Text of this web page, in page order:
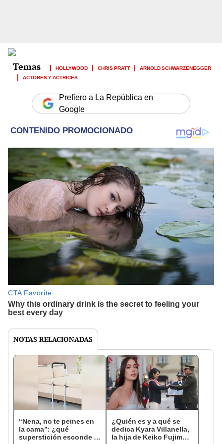
HOLLYWOOD CHRIS PRATT
ARNOLD SCHWARZENEGGER
ACTORES Y ACTRICES
Prefiero a La República en
Google
NOTAS RELACIONADAS
“Nena, no te peines en
la cama”: ¿qué
superstición esconde la
¿Quién es y a qué se
dedica Kyara Villanella,
la hija de Keiko Fujimori